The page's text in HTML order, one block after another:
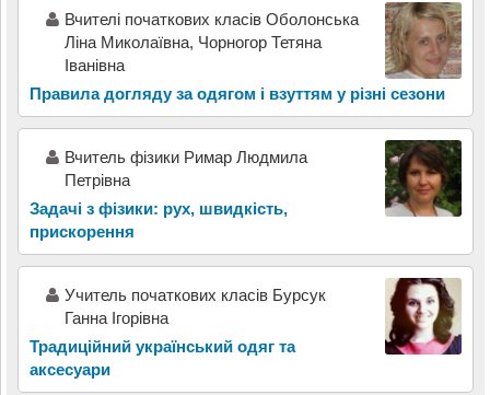
Вчителі початкових класів Оболонська
Ліна Миколаївна, Чорногор Тетяна
Іванівна
Правила догляду за одягом і взуттям у різні сезони
Вчитель фізики Римар Людмила
Петрівна
Задачі з фізики: рух, швидкість,
прискорення
Учитель початкових класів Бурсук
Ганна Ігорівна
Традиційний український одяг та
аксесуари